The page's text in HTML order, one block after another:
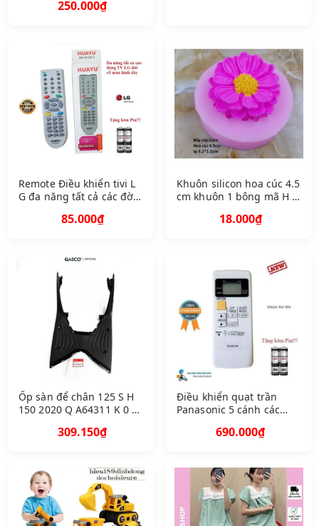
sơn móng tay nail
250.000₫
Remote Điều khiển tivi L
G đa năng tất cả các đời
Hàng mới 100 Tặng kèm
85.000₫
Khuôn silicon hoa cúc 4.5
cm khuôn 1 bông mã H C
18.000₫
Ốp sàn để chân 125 S H
150 2020 Q A64311 K 0 R
309.150₫
Điều khiển quạt trần
Panasonic 5 cánh các
100 Tặng kèm Pin
690.000₫